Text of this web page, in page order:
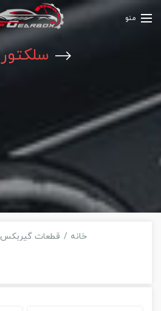
منو
سلکتور
خانه قطعات گیربکس